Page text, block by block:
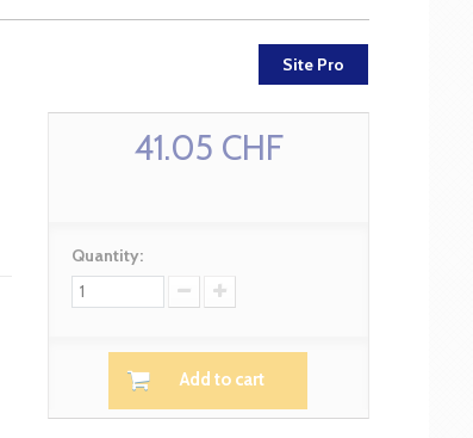
Site Pro
41.05 CHF
Quantity:
Add to cart